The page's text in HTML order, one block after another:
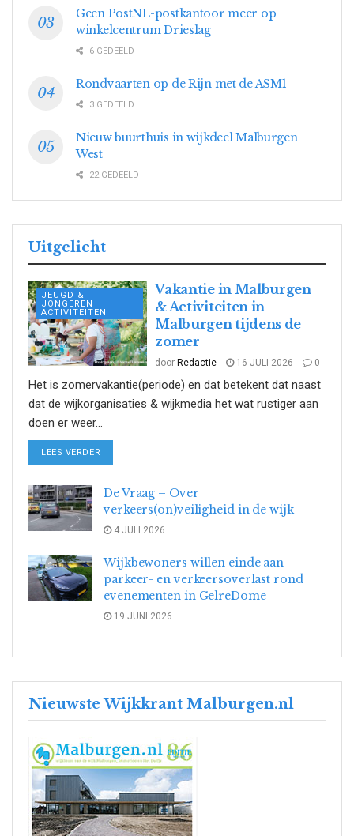
Geen PostNL-postkantoor meer op
winkelcentrum Drieslag
6 GEDEELD
Rondvaarten op de Rijn met de ASM1
3 GEDEELD
Nieuw buurthuis in wijkdeel Malburgen
West
22 GEDEELD
Uitgelicht
JEUGD &
JONGEREN
ACTIVITEITEN
Vakantie in Malburgen
& Activiteiten in
Malburgen tijdens de
zomer
door Redactie 16 JULI 2026 0
Het is zomervakantie(periode) en dat betekent dat naast
dat de wijkorganisaties & wijkmedia het wat rustiger aan
doen er weer...
LEES VERDER
De Vraag – Over
verkeers(on)veiligheid in de wijk
4 JULI 2026
Wijkbewoners willen einde aan
parkeer- en verkeersoverlast rond
evenementen in GelreDome
19 JUNI 2026
Nieuwste Wijkkrant Malburgen.nl